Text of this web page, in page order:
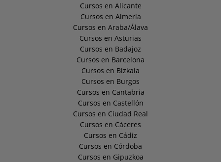
Cursos en Alicante
Cursos en Almería
Cursos en Araba/Álava
Cursos en Asturias
Cursos en Badajoz
Cursos en Barcelona
Cursos en Bizkaia
Cursos en Burgos
Cursos en Cantabria
Cursos en Castellón
Cursos en Ciudad Real
Cursos en Cáceres
Cursos en Cádiz
Cursos en Córdoba
Cursos en Gipuzkoa